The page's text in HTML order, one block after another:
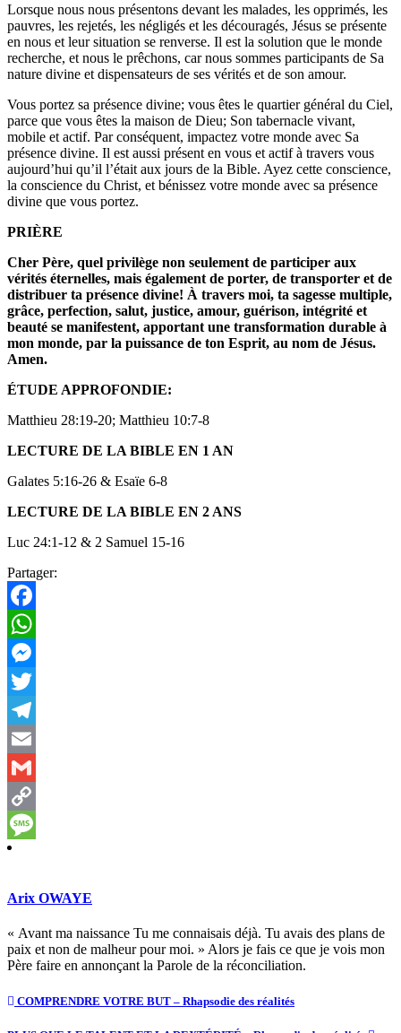
Lorsque nous nous présentons devant les malades, les opprimés, les
pauvres, les rejetés, les négligés et les découragés, Jésus se présente
en nous et leur situation se renverse. Il est la solution que le monde
recherche, et nous le prêchons, car nous sommes participants de Sa
nature divine et dispensateurs de ses vérités et de son amour.
Vous portez sa présence divine; vous êtes le quartier général du Ciel,
parce que vous êtes la maison de Dieu; Son tabernacle vivant,
mobile et actif. Par conséquent, impactez votre monde avec Sa
présence divine. Il est aussi présent en vous et actif à travers vous
aujourd’hui qu’il l’était aux jours de la Bible. Ayez cette conscience,
la conscience du Christ, et bénissez votre monde avec sa présence
divine que vous portez.
PRIÈRE
Cher Père, quel privilège non seulement de participer aux
vérités éternelles, mais également de porter, de transporter et de
distribuer ta présence divine! À travers moi, ta sagesse multiple,
grâce, perfection, salut, justice, amour, guérison, intégrité et
beauté se manifestent, apportant une transformation durable à
mon monde, par la puissance de ton Esprit, au nom de Jésus.
Amen.
ÉTUDE APPROFONDIE:
Matthieu 28:19-20; Matthieu 10:7-8
LECTURE DE LA BIBLE EN 1 AN
Galates 5:16-26 & Esaïe 6-8
LECTURE DE LA BIBLE EN 2 ANS
Luc 24:1-12 & 2 Samuel 15-16
Partager:
Facebook
WhatsApp
Messenger
Twitter
Telegram
Email
Gmail
Copy
Link
Message
Arix OWAYE
« Avant ma naissance Tu me connaisais déjà. Tu avais des plans de
paix et non de malheur pour moi. » Alors je fais ce que je vois mon
Père faire en annonçant la Parole de la réconciliation.
COMPRENDRE VOTRE BUT – Rhapsodie des réalités